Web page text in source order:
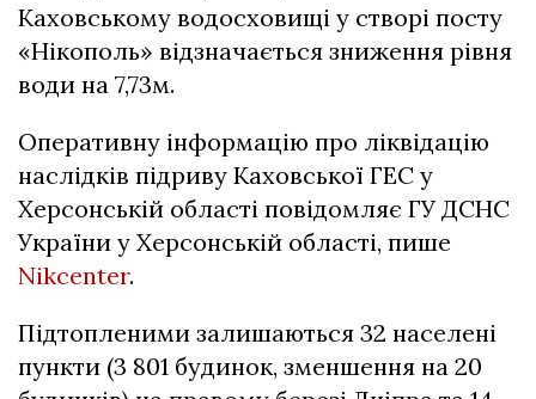
Каховському водосховищі у створі посту
«Нікополь» відзначається зниження рівня
води на 7,73м.
Оперативну інформацію про ліквідацію
наслідків підриву Каховської ГЕС у
Херсонській області повідомляє ГУ ДСНС
України у Херсонській області, пише
Nikcenter.
Підтопленими залишаються 32 населені
пункти (3 801 будинок, зменшення на 20